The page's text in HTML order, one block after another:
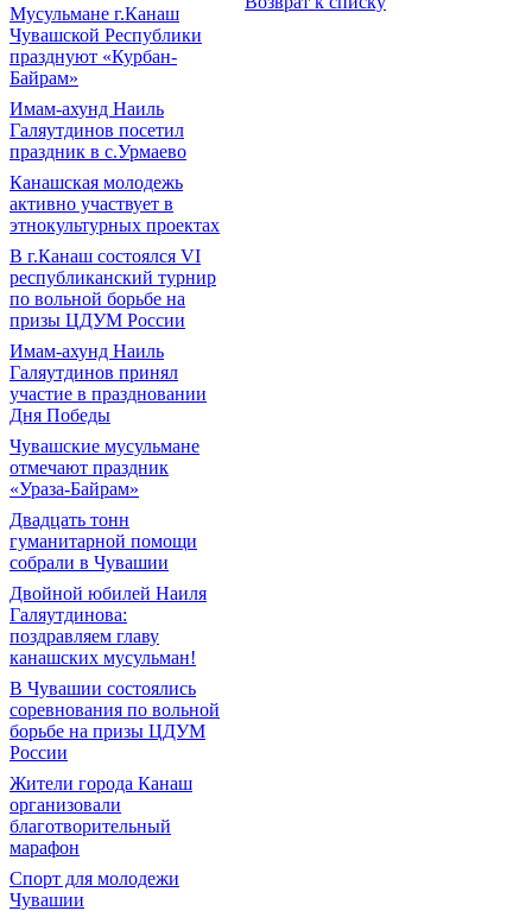
Мусульмане г.Канаш
Чувашской Республики
празднуют «Курбан-
Байрам»
Имам-ахунд Наиль
Галяутдинов посетил
праздник в с.Урмаево
Канашская молодежь
активно участвует в
этнокультурных проектах
В г.Канаш состоялся VI
республиканский турнир
по вольной борьбе на
призы ЦДУМ России
Имам-ахунд Наиль
Галяутдинов принял
участие в праздновании
Дня Победы
Чувашские мусульмане
отмечают праздник
«Ураза-Байрам»
Двадцать тонн
гуманитарной помощи
собрали в Чувашии
Двойной юбилей Наиля
Галяутдинова:
поздравляем главу
канашских мусульман!
В Чувашии состоялись
соревнования по вольной
борьбе на призы ЦДУМ
России
Жители города Канаш
организовали
благотворительный
марафон
Спорт для молодежи
Чувашии